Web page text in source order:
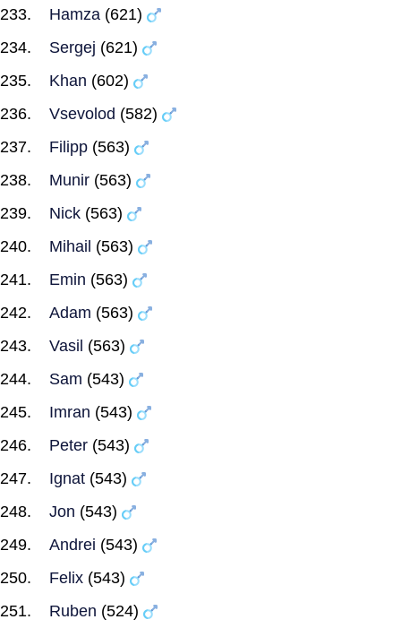
Hamza (621)
Sergej (621)
Khan (602)
Vsevolod (582)
Filipp (563)
Munir (563)
Nick (563)
Mihail (563)
Emin (563)
Adam (563)
Vasil (563)
Sam (543)
Imran (543)
Peter (543)
Ignat (543)
Jon (543)
Andrei (543)
Felix (543)
Ruben (524)